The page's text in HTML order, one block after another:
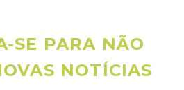
SE PARA NÃO
NOTÍCIAS